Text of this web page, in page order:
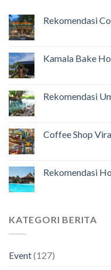
Rekomendasi
Kamala Bake
Rekomendasi
Coffee Shop
Rekomendasi
KATEGORI BERITA
Event(127)